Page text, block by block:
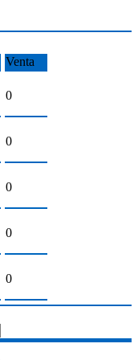
Venta
0
0
0
0
0